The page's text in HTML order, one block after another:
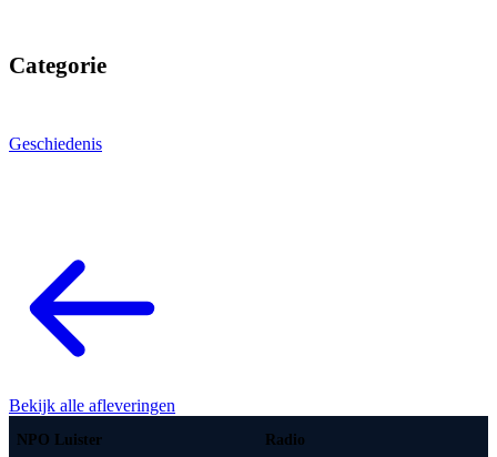
Categorie
Geschiedenis
Bekijk alle afleveringen
NPO Luister Radio